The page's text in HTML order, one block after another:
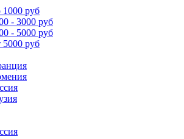
1000 руб
- 3000 руб
- 5000 руб
руб